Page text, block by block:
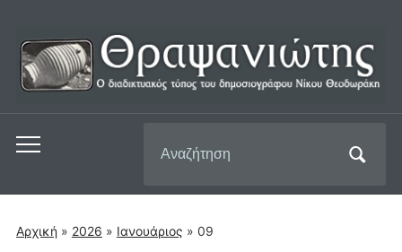
Εναλλαγή
μενού
για
για:
Αρχική » 2026 » Ιανουάριος » 09